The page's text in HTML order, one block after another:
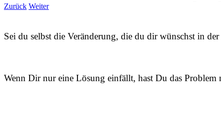
Sei du selbst die Veränderung, die du dir wünschst in
Wenn Dir nur eine Lösung einfällt, hast Du das
Zurück Weiter